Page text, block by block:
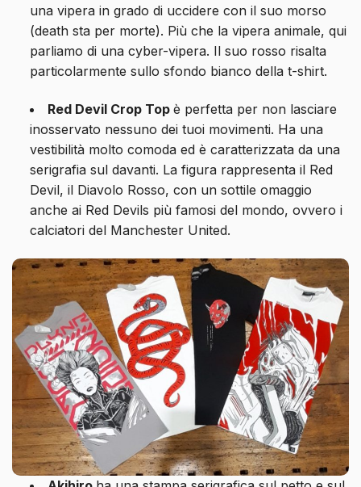
una vipera in grado di uccidere con il suo morso
(death sta per morte). Più che la vipera animale, qui
parliamo di una cyber-vipera. Il suo rosso risalta
particolarmente sullo sfondo bianco della t-shirt.
Red Devil Crop Topè perfetta per non lasciare
inosservato nessuno dei tuoi movimenti. Ha una
vestibilità molto comoda ed è caratterizzata da una
serigrafia sul davanti. La figura rappresenta il Red
Devil, il Diavolo Rosso, con un sottile omaggio
anche ai Red Devils più famosi del mondo, ovvero i
calciatori del Manchester United.